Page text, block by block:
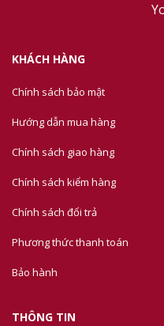
KHÁCH HÀNG
Chính sách bảo mật
Hướng dẫn mua hàng
Chính sách giao hàng
Chính sách kiểm hàng
Chính sách đổi trả
Phương thức thanh toán
Bảo hành
THÔNG TIN